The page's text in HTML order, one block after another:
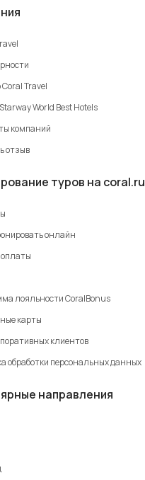
Coral Travel
World Best Hotels
компаний
отзыв
туров на coral.ru
онлайн
лояльности CoralBonus
карты
клиентов
обработки персональных данных
направления